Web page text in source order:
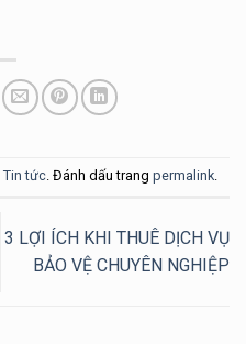
Tin tức. Đánh dấu trang permalink.
3 LỢI ÍCH KHI THUÊ DỊCH VỤ
BẢO VỆ CHUYÊN NGHIỆP